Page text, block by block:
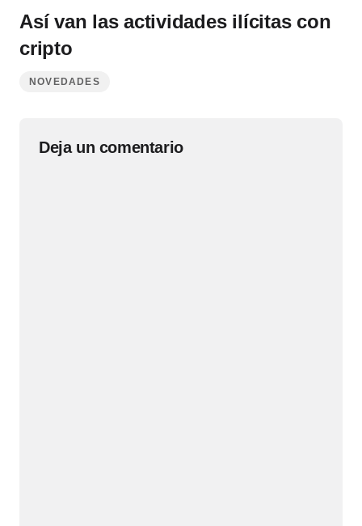
Así van las actividades ilícitas con
cripto
NOVEDADES
Deja un comentario